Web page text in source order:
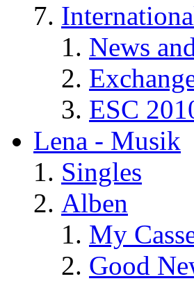
News
ESC
Lena - Musik
Singles
Alben
My
Good